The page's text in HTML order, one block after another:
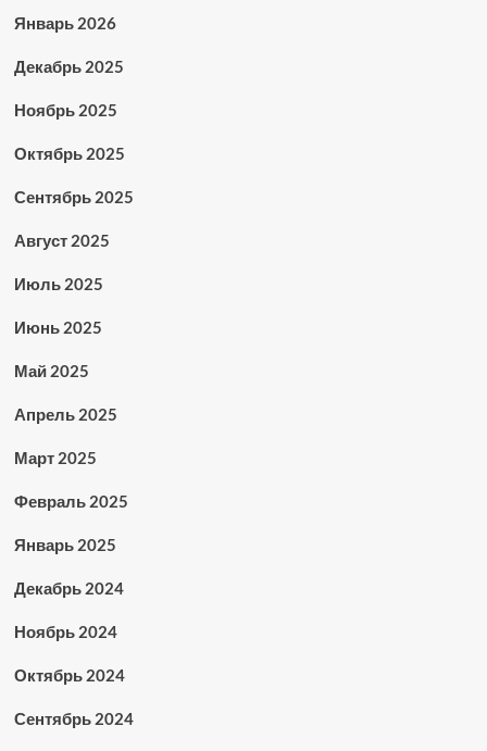
Январь 2026
Декабрь 2025
Ноябрь 2025
Октябрь 2025
Сентябрь 2025
Август 2025
Июль 2025
Июнь 2025
Май 2025
Апрель 2025
Март 2025
Февраль 2025
Январь 2025
Декабрь 2024
Ноябрь 2024
Октябрь 2024
Сентябрь 2024